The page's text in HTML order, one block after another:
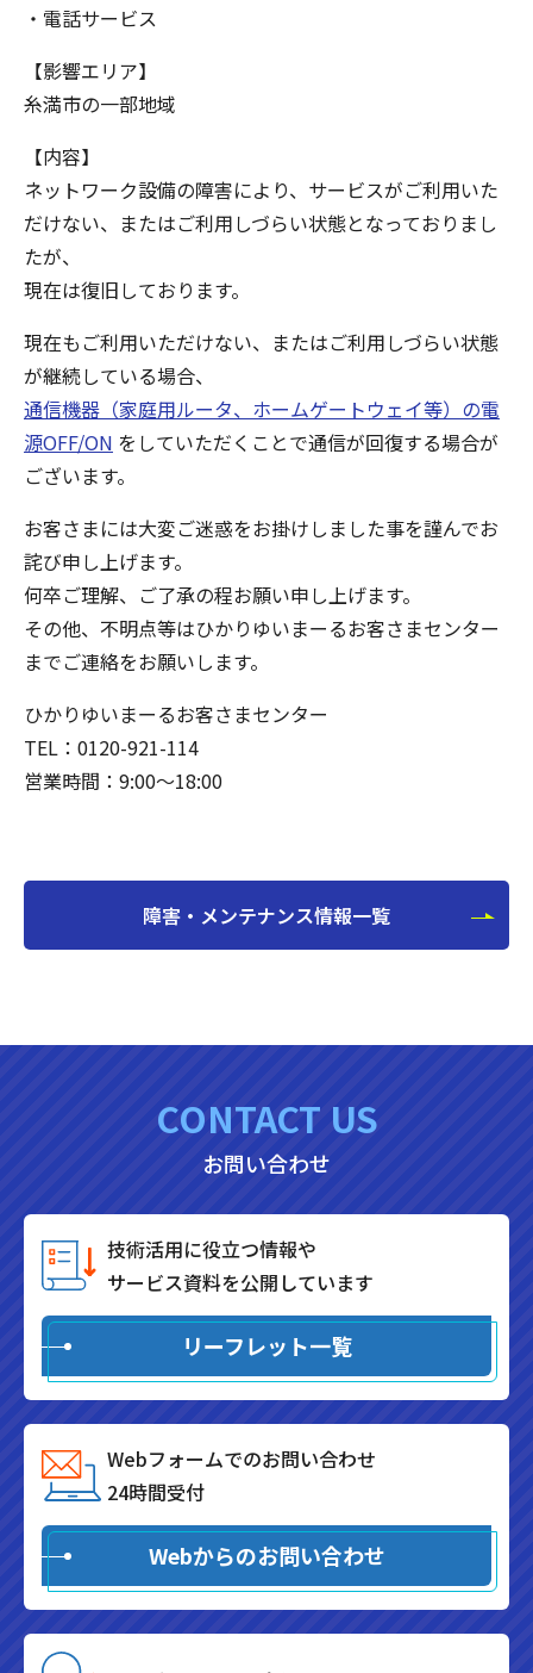
・電話サービス
【影響エリア】
糸満市の一部地域
【内容】
ネットワーク設備の障害により、サービスがご利用いた
だけない、またはご利用しづらい状態となっておりまし
たが、
現在は復旧しております。
現在もご利用いただけない、またはご利用しづらい状態
が継続している場合、
通信機器（家庭用ルータ、ホームゲートウェイ等）の電
源OFF/ON をしていただくことで通信が回復する場合が
ございます。
お客さまには大変ご迷惑をお掛けしました事を謹んでお
詫び申し上げます。
何卒ご理解、ご了承の程お願い申し上げます。
その他、不明点等はひかりゆいまーるお客さまセンター
までご連絡をお願いします。
ひかりゆいまーるお客さまセンター
TEL：0120-921-114
営業時間：9:00～18:00
障害・メンテナンス情報一覧
CONTACT US
お問い合わせ
技術活用に役立つ情報や
サービス資料を公開しています
リーフレット一覧
Webフォームでのお問い合わせ
24時間受付
Webからのお問い合わせ